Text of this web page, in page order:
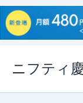
ス
ニフティ